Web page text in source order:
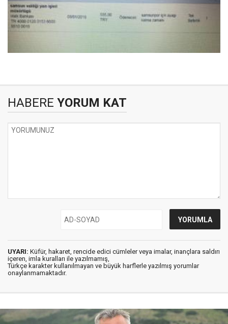
HABERE YORUM KAT
UYARI: Küfür, hakaret, rencide edici cümleler veya imalar, inançlara saldırı
içeren, imla kuralları ile yazılmamış,
Türkçe karakter kullanılmayan ve büyük harflerle yazılmış yorumlar
onaylanmamaktadır.